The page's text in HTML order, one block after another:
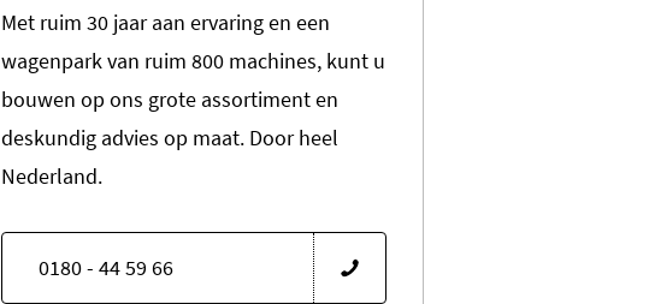
Met ruim 30 jaar aan ervaring en een
wagenpark van ruim 800 machines, kunt u
bouwen op ons grote assortiment en
deskundig advies op maat. Door heel
Nederland.
0180 - 44 59 66